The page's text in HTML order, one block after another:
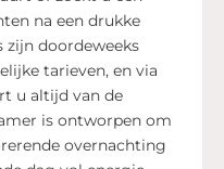
na een drukke
zijn doordeweeks
tarieven, en via
u altijd van de
is ontworpen om
overnachting